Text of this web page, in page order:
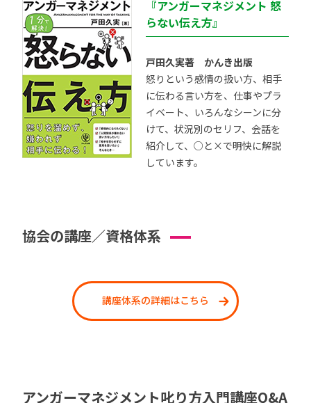
『アンガーマネジメント 怒
らない伝え方』
戸田久実著 かんき出版
怒りという感情の扱い方、相手
に伝わる言い方を、仕事やプラ
イベート、いろんなシーンに分
けて、状況別のセリフ、会話を
紹介して、○と×で明快に解説
しています。
協会の講座／資格体系
講座体系の詳細はこちら
アンガーマネジメント叱り方入門講座Q&A